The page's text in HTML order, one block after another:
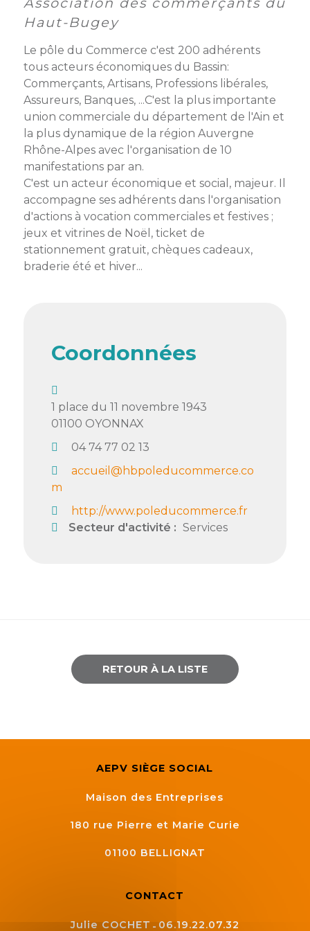
AEPV
Club
de
managers
intermédiaires
AEPV
au
féminin
Defi
sportif
de
l’industrie
Congrès
et
salons
Projets
collaboratifs
Agenda
Newsletter
Actualité
des
Kit
de
l’adhérent
Bâtiment
Services
Dispositifs
partenaires
Offres
privilèges
Proposer
une
offre
privilège
CONTACT
Haut-Bugey
Le pôle du Commerce c'est 200 adhérents
tous acteurs économiques du Bassin:
Commerçants, Artisans, Professions libérales,
Assureurs, Banques, ...C'est la plus importante
union commerciale du département de l'Ain et
la plus dynamique de la région Auvergne
Rhône-Alpes avec l'organisation de 10
manifestations par an.
C'est un acteur économique et social, majeur. Il
accompagne ses adhérents dans l'organisation
d'actions à vocation commerciales et festives ;
jeux et vitrines de Noël, ticket de
stationnement gratuit, chèques cadeaux,
braderie été et hiver...
Coordonnées
1 place du 11 novembre 1943
01100 OYONNAX
04 74 77 02 13
accueil@hbpoleducommerce.co
m
http://www.poleducommerce.fr
Secteur d'activité : Services
RETOUR À LA LISTE
AEPV SIÈGE SOCIAL
Maison des Entreprises
180 rue Pierre et Marie Curie
01100 BELLIGNAT
CONTACT
Julie COCHET 06.19.22.07.32